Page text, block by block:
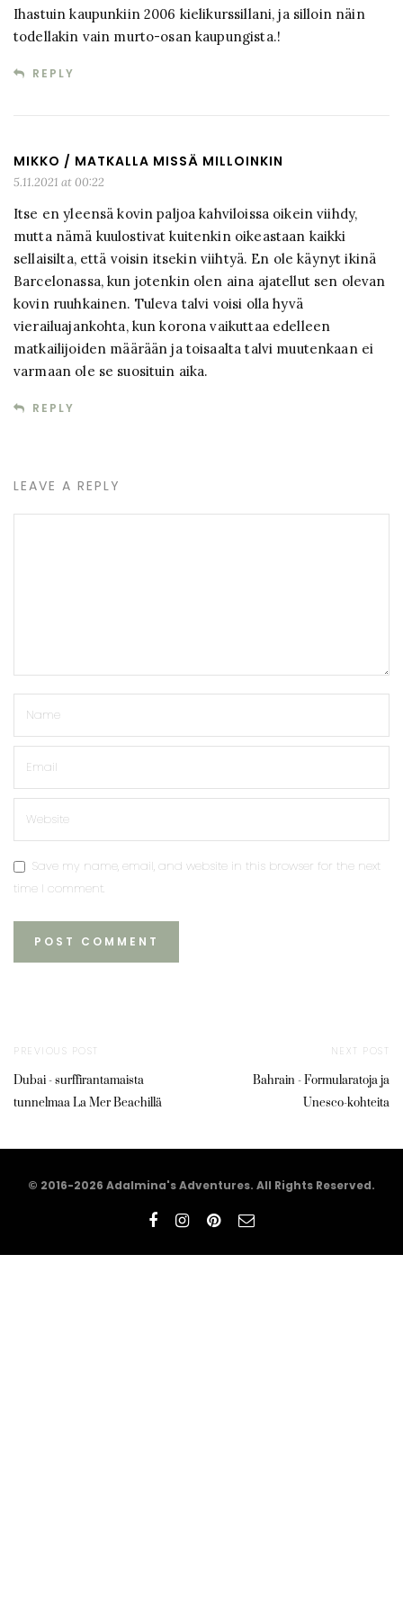
Ihastuin kaupunkiin 2006 kielikurssillani, ja silloin näin
todellakin vain murto-osan kaupungista.!
REPLY
MIKKO / MATKALLA MISSÄ MILLOINKIN
5.11.2021 at 00:22
Itse en yleensä kovin paljoa kahviloissa oikein viihdy,
mutta nämä kuulostivat kuitenkin oikeastaan kaikki
sellaisilta, että voisin itsekin viihtyä. En ole käynyt ikinä
Barcelonassa, kun jotenkin olen aina ajatellut sen olevan
kovin ruuhkainen. Tuleva talvi voisi olla hyvä
vierailuajankohta, kun korona vaikuttaa edelleen
matkailijoiden määrään ja toisaalta talvi muutenkaan ei
varmaan ole se suosituin aika.
REPLY
LEAVE A REPLY
Save my name, email, and website in this browser for the next
time I comment.
PREVIOUS POST
Dubai - surffirantamaista
tunnelmaa La Mer Beachillä
NEXT POST
Bahrain - Formularatoja ja
Unesco-kohteita
© 2016-2026 Adalmina's Adventures. All Rights Reserved.